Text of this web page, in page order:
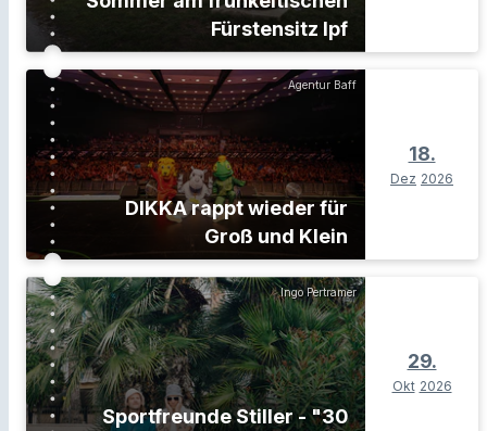
Fürstensitz Ipf
Agentur Baff
DIKKA rappt wieder für
Groß und Klein
18.
Dez 2026
Ingo Pertramer
Sportfreunde Stiller - "30
29.
Okt 2026